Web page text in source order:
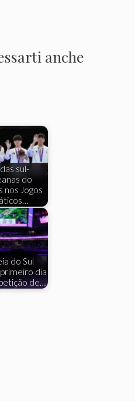
anche
sul-
do
nos Jogos
do Sul
dia
de…